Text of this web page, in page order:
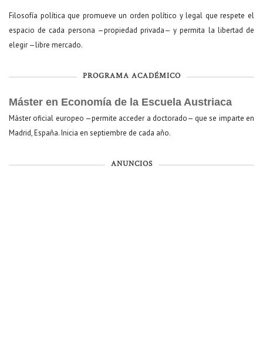
Filosofía política que promueve un orden político y legal que respete el
espacio de cada persona —propiedad privada— y permita la libertad de
elegir —libre mercado.
PROGRAMA ACADÉMICO
Máster en Economía de la Escuela Austriaca
Máster oficial europeo —permite acceder a doctorado— que se imparte en
Madrid, España. Inicia en septiembre de cada año.
ANUNCIOS